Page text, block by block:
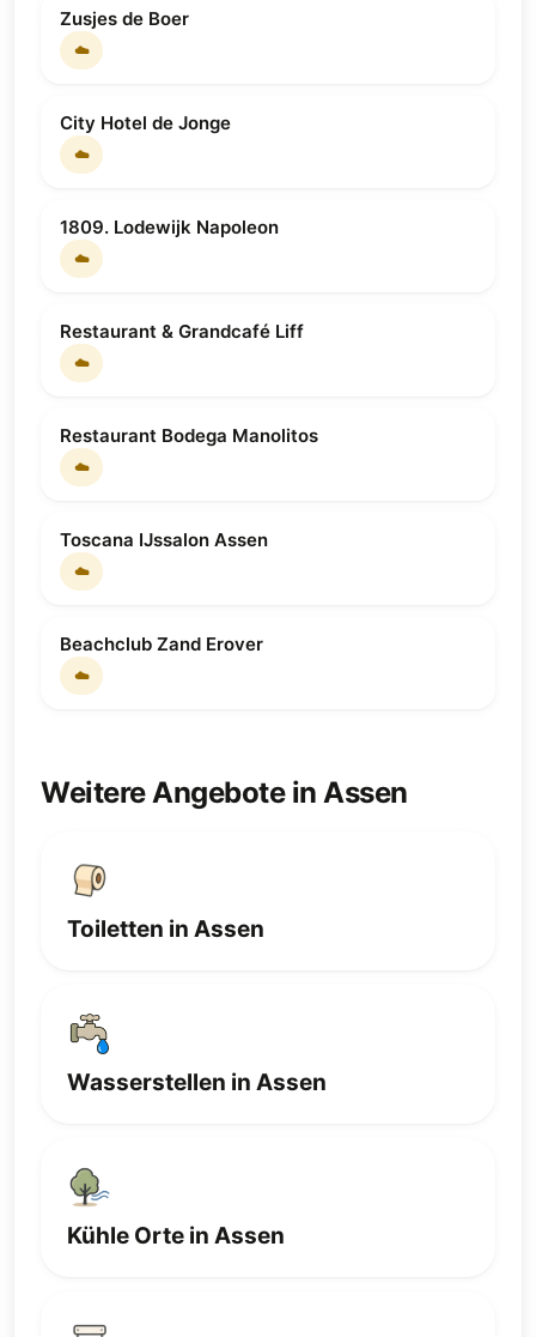
Zusjes de Boer
☁️
City Hotel de Jonge
☁️
1809. Lodewijk Napoleon
☁️
Restaurant & Grandcafé Liff
☁️
Restaurant Bodega Manolitos
☁️
Toscana IJssalon Assen
☁️
Beachclub Zand Erover
☁️
Weitere Angebote in Assen
Toiletten in Assen
Wasserstellen in Assen
Kühle Orte in Assen